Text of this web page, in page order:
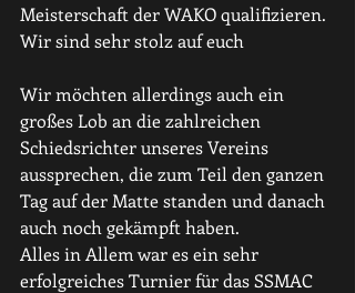
Meisterschaft der WAKO qualifizieren.
Wir sind sehr stolz auf euch
Wir möchten allerdings auch ein
großes Lob an die zahlreichen
Schiedsrichter unseres Vereins
aussprechen, die zum Teil den ganzen
Tag auf der Matte standen und danach
auch noch gekämpft haben.
Alles in Allem war es ein sehr
erfolgreiches Turnier für das SSMAC